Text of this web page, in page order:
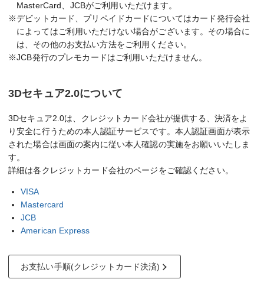
MasterCard、JCBがご利用いただけます。
※デビットカード、プリペイドカードについてはカード発行会社
によってはご利用いただけない場合がございます。その場合に
は、その他のお支払い方法をご利用ください。
※JCB発行のプレモカードはご利用いただけません。
3Dセキュア2.0について
3Dセキュア2.0は、クレジットカード会社が提供する、決済をよ
り安全に行うための本人認証サービスです。本人認証画面が表示
された場合は画面の案内に従い本人確認の実施をお願いいたしま
す。
詳細は各クレジットカード会社のページをご確認ください。
VISA
Mastercard
JCB
American Express
お支払い手順(クレジットカード決済)